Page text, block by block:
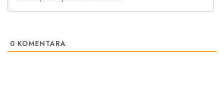
0 KOMENTARA